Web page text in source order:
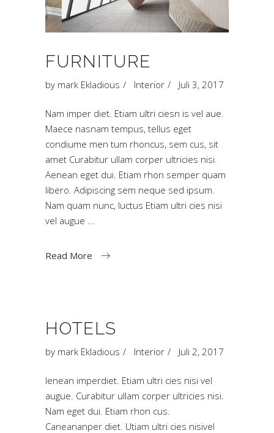
FURNITURE
by mark Ekladious Interior Juli 3, 2017
Nam imper diet. Etiam ultri ciesn is vel aue.
Maece nasnam tempus, tellus eget
condiume men tum rhoncus, sem cus, sit
amet Curabitur ullam corper ultricies nisi.
Aenean eget dui. Etiam rhon semper quam
libero. Adipiscing sem neque sed ipsum.
Nam quam nunc, luctus Etiam ultri cies nisi
vel augue
Read More
HOTELS
by mark Ekladious Interior Juli 2, 2017
Ienean imperdiet. Etiam ultri cies nisi vel
augue. Curabitur ullam corper ultricies nisi.
Nam eget dui. Etiam rhon cus.
Caneananper diet. Utiam ultri cies nisivel